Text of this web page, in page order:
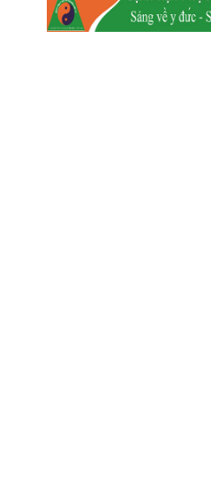
Xã Xuân Hòa